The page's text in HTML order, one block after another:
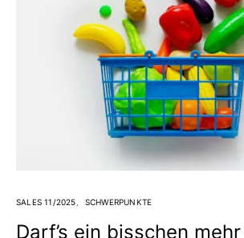
SALES 11/2025 SCHWERPUNKTE
Darf’s ein bisschen